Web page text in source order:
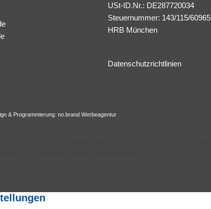
USt-ID.Nr.: DE287720034
Steuernummer: 143/115/60965
HRB München
Datenschutzrichtlinien
& Programmierung: no.brand Werbeagentur